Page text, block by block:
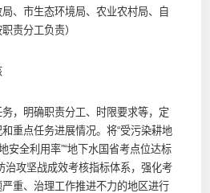
、市生态环境局、农业农村局、自
责分工负责）
明确职责分工、时限要求等，定
重点任务进展情况。将“受污染耕地
安全利用率”“地下水国省考点位达标
治攻坚战成效考核指标体系，强化考
重、治理工作推进不力的地区进行